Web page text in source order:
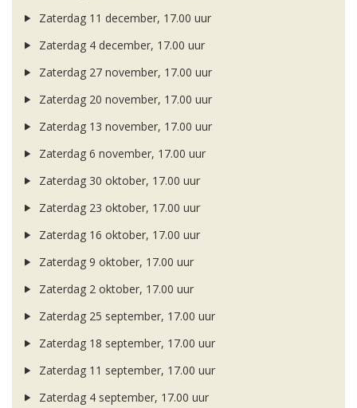
Zaterdag 11 december, 17.00 uur
Zaterdag 4 december, 17.00 uur
Zaterdag 27 november, 17.00 uur
Zaterdag 20 november, 17.00 uur
Zaterdag 13 november, 17.00 uur
Zaterdag 6 november, 17.00 uur
Zaterdag 30 oktober, 17.00 uur
Zaterdag 23 oktober, 17.00 uur
Zaterdag 16 oktober, 17.00 uur
Zaterdag 9 oktober, 17.00 uur
Zaterdag 2 oktober, 17.00 uur
Zaterdag 25 september, 17.00 uur
Zaterdag 18 september, 17.00 uur
Zaterdag 11 september, 17.00 uur
Zaterdag 4 september, 17.00 uur